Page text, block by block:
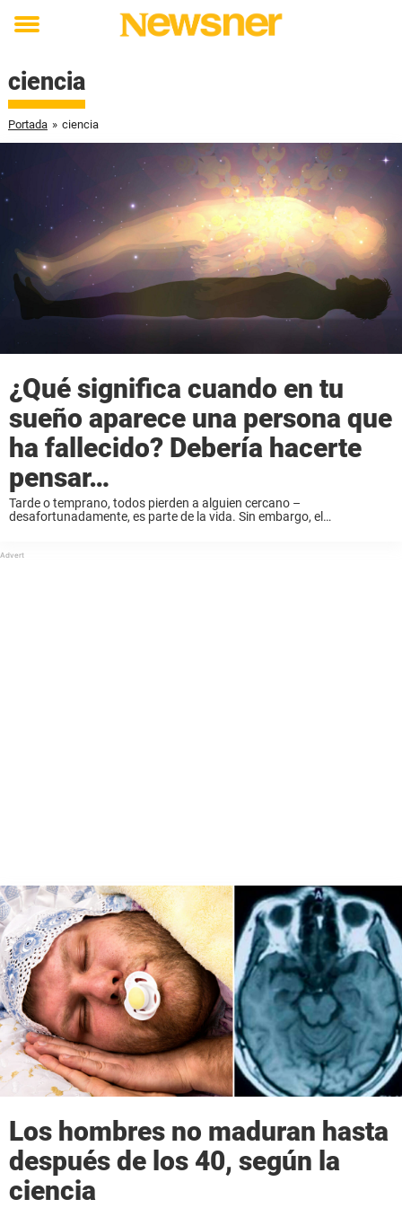
Toggle
ciencia
Portada » ciencia
¿Qué significa cuando en tu
sueño aparece una persona que
ha fallecido? Debería hacerte
pensar…
Tarde o temprano, todos pierden a alguien cercano –
desafortunadamente, es parte de la vida. Sin embargo, el
Los hombres no maduran hasta
después de los 40, según la
ciencia